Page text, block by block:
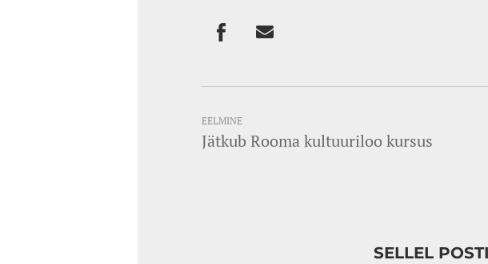
EELMINE
Jätkub Rooma kultuuriloo kursus
SELLEL